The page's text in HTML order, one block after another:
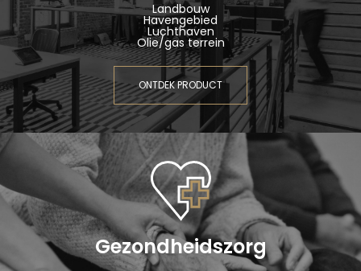
Landbouw
Havengebied
Luchthaven
Olie/gas terrein
ONTDEK PRODUCT
Gezondheidszorg